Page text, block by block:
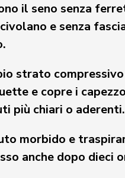
il seno senza
e senza
strato
e copre i
più chiari o aderenti.
morbido e
anche dopo dieci